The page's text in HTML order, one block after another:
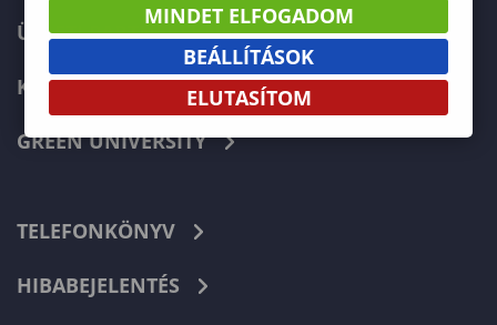
ÜZLETI PARTNEREKNEK
KARRIER
GREEN UNIVERSITY
TELEFONKÖNYV
HIBABEJELENTÉS
MINDET ELFOGADOM
BEÁLLÍTÁSOK
ELUTASÍTOM